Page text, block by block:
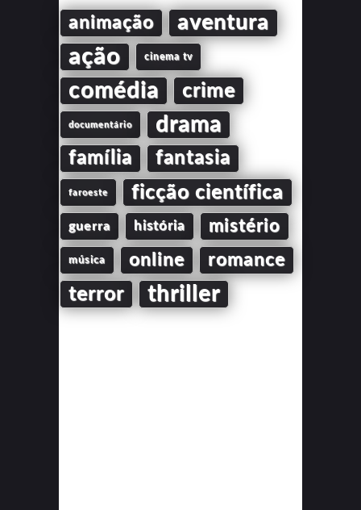
animação aventura
ação cinema tv
comédia crime
documentário drama
família fantasia
faroeste ficção científica
guerra história mistério
música online romance
terror thriller